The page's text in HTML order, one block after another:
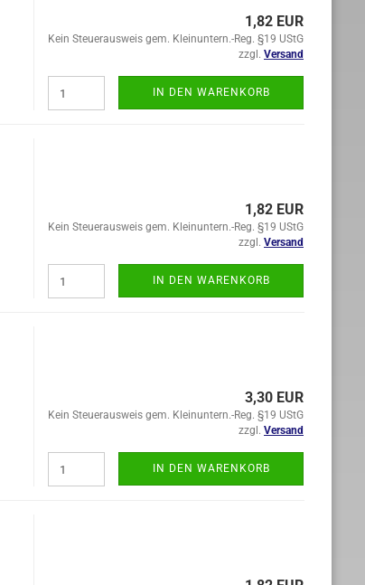
1,82 EUR
Kein Steuerausweis gem. Kleinuntern.-Reg. §19 UStG
zzgl. Versand
IN DEN WARENKORB
1,82 EUR
Kein Steuerausweis gem. Kleinuntern.-Reg. §19 UStG
zzgl. Versand
IN DEN WARENKORB
3,30 EUR
Kein Steuerausweis gem. Kleinuntern.-Reg. §19 UStG
zzgl. Versand
IN DEN WARENKORB